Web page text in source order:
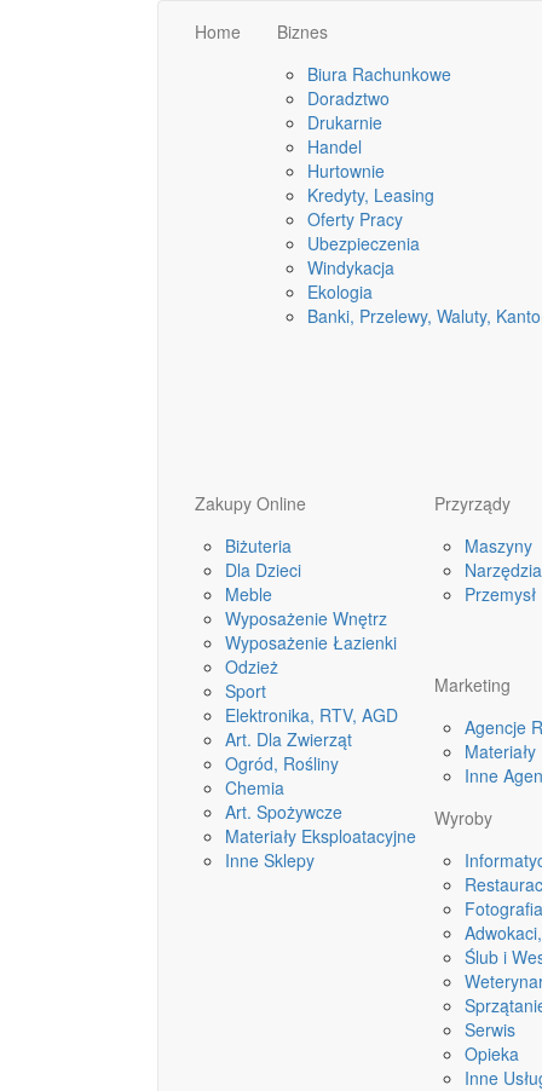
Home
Biznes
Biura Rachunkowe
Doradztwo
Drukarnie
Handel
Hurtownie
Kredyty, Leasing
Oferty Pracy
Ubezpieczenia
Windykacja
Ekologia
Banki, Przelewy, Waluty,
Zakupy Online
Biżuteria
Dla Dzieci
Meble
Wyposażenie Wnętrz
Wyposażenie Łazienki
Odzież
Sport
Elektronika, RTV, AGD
Art. Dla Zwierząt
Ogród, Rośliny
Chemia
Art. Spożywcze
Materiały Eksploatacyjne
Inne Sklepy
Przyrządy
Maszyny
Narzędzia
Marketing
Agencje
Inne
Wyroby
Fotografia
Ślub i
Serwis
Opieka
Inne